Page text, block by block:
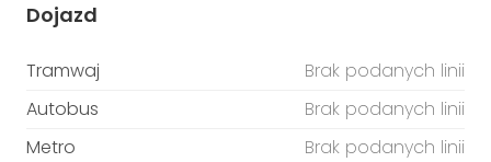
Dojazd
Tramwaj
Brak podanych linii
Autobus
Brak podanych linii
Metro
Brak podanych linii